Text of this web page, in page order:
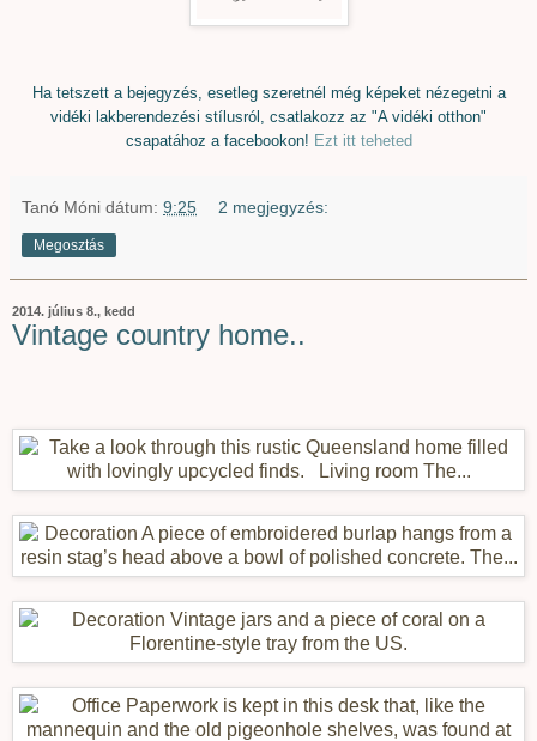
Ha tetszett a bejegyzés, esetleg szeretnél még képeket nézegetni a
vidéki lakberendezési stílusról, csatlakozz az "A vidéki otthon"
csapatához a facebookon! Ezt itt teheted
Tanó Móni dátum: 9:25 2 megjegyzés:
Megosztás
2014. július 8., kedd
Vintage country home..